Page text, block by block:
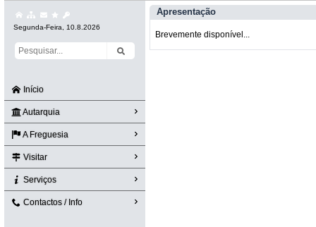
Segunda-Feira, 10.8.2026
Início
Autarquia
A Freguesia
Visitar
Serviços
Contactos / Info
Apresentação
Brevemente disponível...